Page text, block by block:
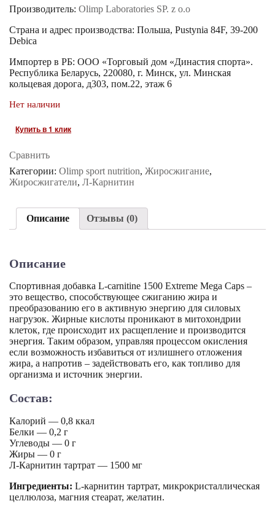
Производитель: Olimp Laboratories SP. z o.o
Страна и адрес производства: Польша, Pustynia 84F, 39-200
Debica
Импортер в РБ: ООО «Торговый дом «Династия спорта».
Республика Беларусь, 220080, г. Минск, ул. Минская
кольцевая дорога, д303, пом.22, этаж 6
Нет наличии
Купить в 1 клик
Сравнить
Категории: Olimp sport nutrition, Жиросжигание,
Жиросжигатели, Л-Карнитин
Описание Отзывы (0)
Описание
Спортивная добавка L-carnitine 1500 Extreme Mega Caps –
это вещество, способствующее сжиганию жира и
преобразованию его в активную энергию для силовых
нагрузок. Жирные кислоты проникают в митохондрии
клеток, где происходит их расщепление и производится
энергия. Таким образом, управляя процессом окисления
если возможность избавиться от излишнего отложения
жира, а напротив – задействовать его, как топливо для
организма и источник энергии.
Состав:
Калорий — 0,8 ккал
Белки — 0,2 г
Углеводы — 0 г
Жиры — 0 г
Л-Карнитин тартрат — 1500 мг
Ингредиенты: L-карнитин тартрат, микрокристаллическая
целлюлоза, магния стеарат, желатин.